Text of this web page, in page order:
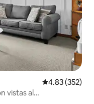
Calificación
4.83 (352)
vistas al